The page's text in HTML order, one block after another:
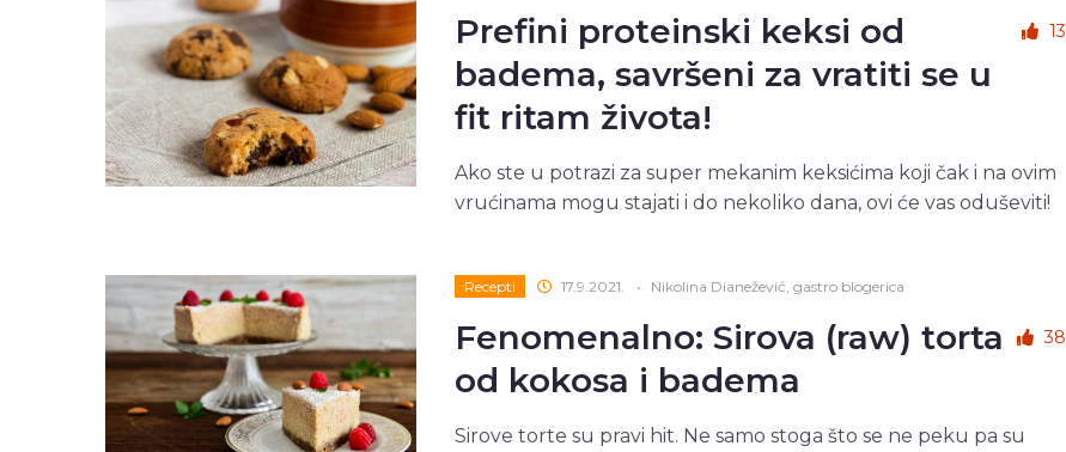
Prefini proteinski keksi od
badema, savršeni za vratiti se u
fit ritam života!
13
Ako ste u potrazi za super mekanim keksićima koji čak i na ovim
vrućinama mogu stajati i do nekoliko dana, ovi će vas oduševiti!
Recepti 17.9.2021. • Nikolina Dianežević, gastro blogerica
Fenomenalno: Sirova (raw) torta
od kokosa i badema
38
Sirove torte su pravi hit. Ne samo stoga što se ne peku pa su